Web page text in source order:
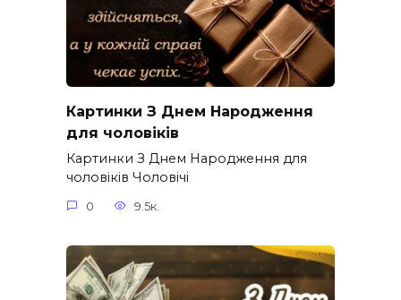
Картинки З Днем Народження
для чоловіків​
Картинки З Днем Народження для
чоловіків​ Чоловічі
0 9.5к.